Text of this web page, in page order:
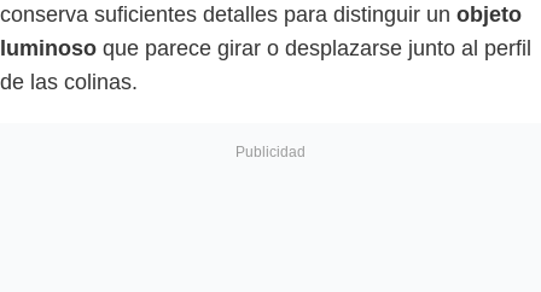
conserva suficientes detalles para distinguir un objeto
luminoso que parece girar o desplazarse junto al perfil
de las colinas.